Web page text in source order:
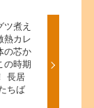
ツ煮え
熱カレ
の芯か
の時期
長居
ちば